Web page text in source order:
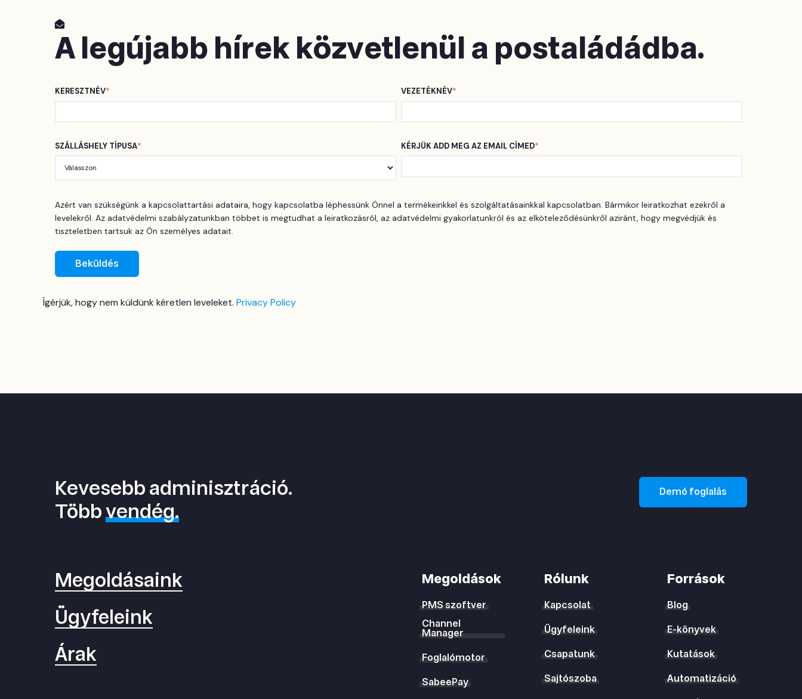
A legújabb hírek közvetlenül a postaládádba.
KERESZTNÉV* VEZETÉKNÉV*
SZÁLLÁSHELY TÍPUSA* KÉRJÜK ADD MEG AZ EMAIL CÍMED*
Azért van szükségünk a kapcsolattartási adataira, hogy kapcsolatba léphessünk Önnel a termékeinkkel és szolgáltatásainkkal kapcsolatban. Bármikor leiratkozhat ezekről a
levelekről. Az adatvédelmi szabályzatunkban többet is megtudhat a leiratkozásról, az adatvédelmi gyakorlatunkról és az elköteleződésünkről aziránt, hogy megvédjük és
tiszteletben tartsuk az Ön személyes adatait.
Ígérjük, hogy nem küldünk kéretlen leveleket. Privacy Policy
Kevesebb adminisztráció.
Többvendég.
Demó foglalás
Megoldásaink
Ügyfeleink
Árak
Megoldások
PMS szoftver
Channel
Manager
Foglalómotor
SabeePay
Rólunk
Kapcsolat
Ügyfeleink
Csapatunk
Sajtószoba
Források
Blog
E-könyvek
Kutatások
Automatizáció